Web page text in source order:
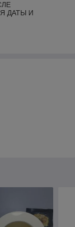
ДАТЫ И